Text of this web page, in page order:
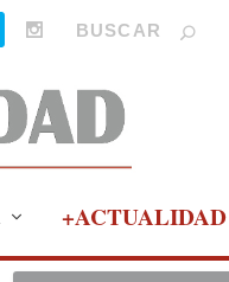
+ACTUALIDAD